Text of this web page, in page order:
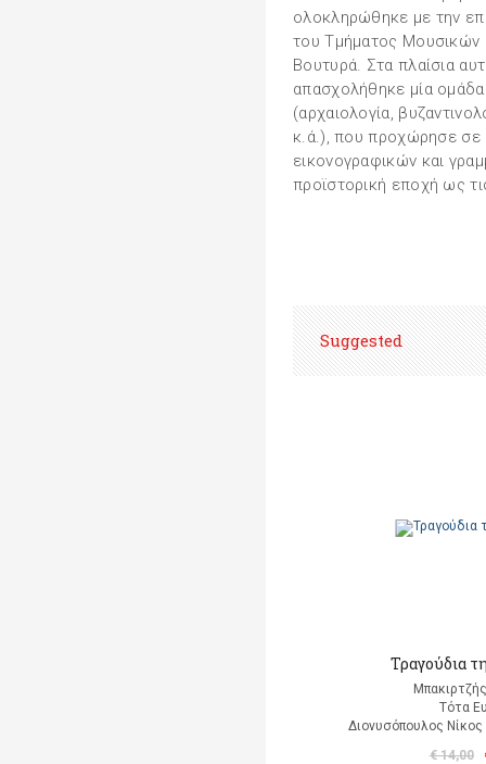
ολοκληρώθηκε με την
του Τμήματος
Βουτυρά. Στα πλαίσια
απασχολήθηκε μία
(αρχαιολογία,
κ.ά.), που προχώρησε σε
εικονογραφικών και
προϊστορική εποχή ως
Suggested
Τραγούδια
Τότα
Διονυσόπουλος Νίκος
€ 14,00